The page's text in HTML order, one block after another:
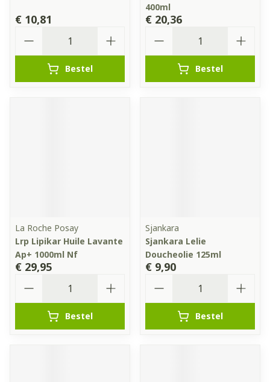
€ 10,81
Bestel
400ml
€ 20,36
Bestel
La Roche Posay
Lrp Lipikar Huile Lavante
Ap+ 1000ml Nf
€ 29,95
Bestel
Sjankara
Sjankara Lelie
Doucheolie 125ml
€ 9,90
Bestel